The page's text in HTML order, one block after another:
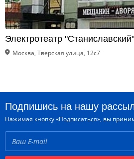
Электротеатр "Станиславский"
Москва, Тверская улица, 12с7
Подпишись на нашу
Нажимая кнопку «Подписаться», вы